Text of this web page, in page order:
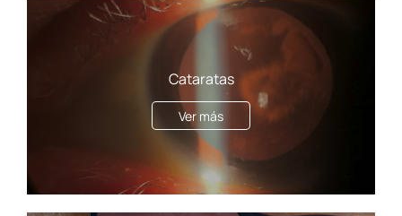
Cataratas
Ver más